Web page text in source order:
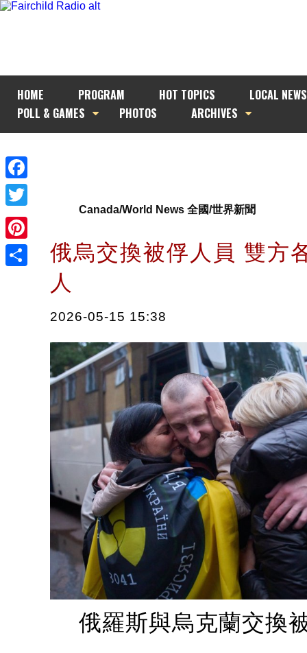
HOME PROGRAM HOT TOPICS
LOCAL NEWS
POLL & GAMES
PHOTOS ARCHIVES
Facebook
Twitter
Pinterest
Canada/World News 全國/世界新聞
俄烏交換被俘人員 雙方
人
2026-05-15 15:38
俄羅斯與烏克蘭交換